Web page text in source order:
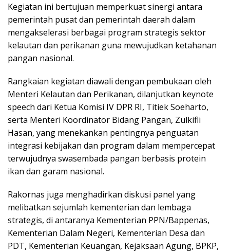
Kegiatan ini bertujuan memperkuat sinergi antara
pemerintah pusat dan pemerintah daerah dalam
mengakselerasi berbagai program strategis sektor
kelautan dan perikanan guna mewujudkan ketahanan
pangan nasional.
Rangkaian kegiatan diawali dengan pembukaan oleh
Menteri Kelautan dan Perikanan, dilanjutkan keynote
speech dari Ketua Komisi IV DPR RI, Titiek Soeharto,
serta Menteri Koordinator Bidang Pangan, Zulkifli
Hasan, yang menekankan pentingnya penguatan
integrasi kebijakan dan program dalam mempercepat
terwujudnya swasembada pangan berbasis protein
ikan dan garam nasional.
Rakornas juga menghadirkan diskusi panel yang
melibatkan sejumlah kementerian dan lembaga
strategis, di antaranya Kementerian PPN/Bappenas,
Kementerian Dalam Negeri, Kementerian Desa dan
PDT, Kementerian Keuangan, Kejaksaan Agung, BPKP,